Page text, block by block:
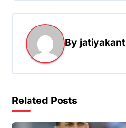
a
v
i
a
t
By
Related Posts